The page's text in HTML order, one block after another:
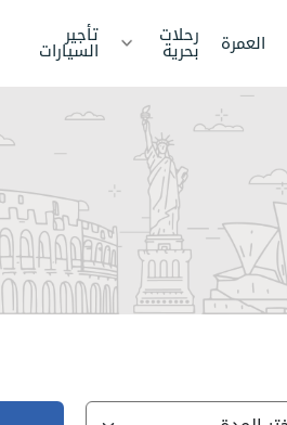
الهند
سريلانكا
فيتنام
كازاخستان
كمبوديا
قيرغيزستان
اليابان
العمرة رحلات
بحرية
تأجير
السيارات